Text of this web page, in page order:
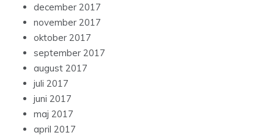
december 2017
november 2017
oktober 2017
september 2017
august 2017
juli 2017
juni 2017
maj 2017
april 2017